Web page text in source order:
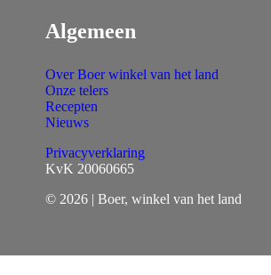
Algemeen
Over Boer winkel van het land
Onze telers
Recepten
Nieuws
Privacyverklaring
KvK 20060665
© 2026 | Boer, winkel van het land